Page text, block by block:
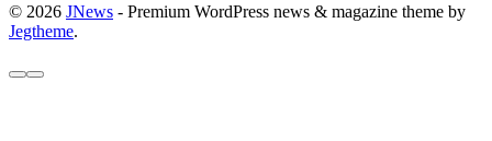
© 2026 JNews - Premium WordPress news & magazine theme by
Jegtheme.